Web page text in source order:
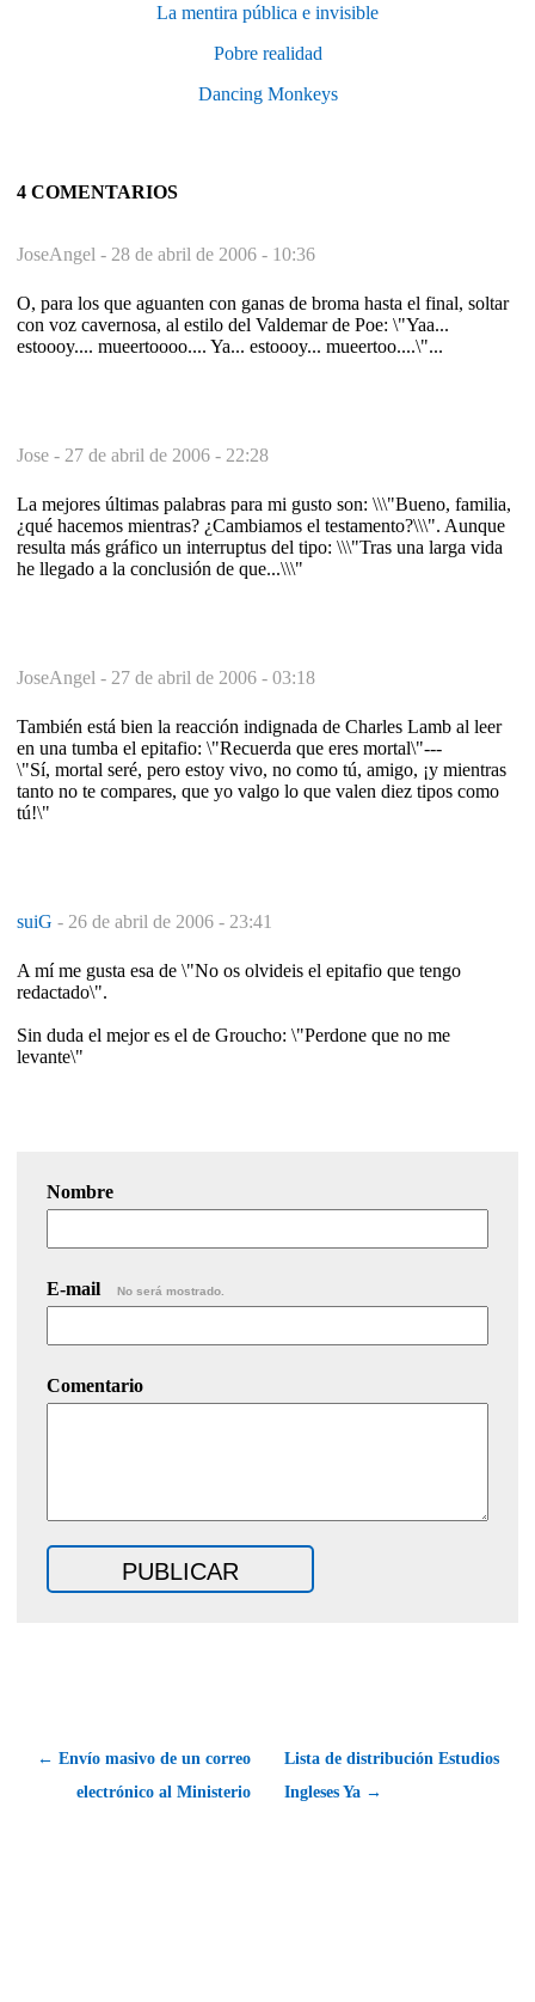
La mentira pública e invisible
Pobre realidad
Dancing Monkeys
4 COMENTARIOS
JoseAngel - 28 de abril de 2006 - 10:36
O, para los que aguanten con ganas de broma hasta el final, soltar
con voz cavernosa, al estilo del Valdemar de Poe: \"Yaa...
estoooy.... mueertoooo.... Ya... estoooy... mueertoo....\"...
Jose - 27 de abril de 2006 - 22:28
La mejores últimas palabras para mi gusto son: \\\"Bueno, familia,
¿qué hacemos mientras? ¿Cambiamos el testamento?\\\". Aunque
resulta más gráfico un interruptus del tipo: \\\"Tras una larga vida
he llegado a la conclusión de que...\\\"
JoseAngel - 27 de abril de 2006 - 03:18
También está bien la reacción indignada de Charles Lamb al leer
en una tumba el epitafio: \"Recuerda que eres mortal\"---
\"Sí, mortal seré, pero estoy vivo, no como tú, amigo, ¡y mientras
tanto no te compares, que yo valgo lo que valen diez tipos como
tú!\"
suiG - 26 de abril de 2006 - 23:41
A mí me gusta esa de \"No os olvideis el epitafio que tengo
redactado\".
Sin duda el mejor es el de Groucho: \"Perdone que no me
levante\"
Nombre
E-mail No será mostrado.
Comentario
← Envío masivo de un correo
electrónico al Ministerio
Lista de distribución Estudios
Ingleses Ya →